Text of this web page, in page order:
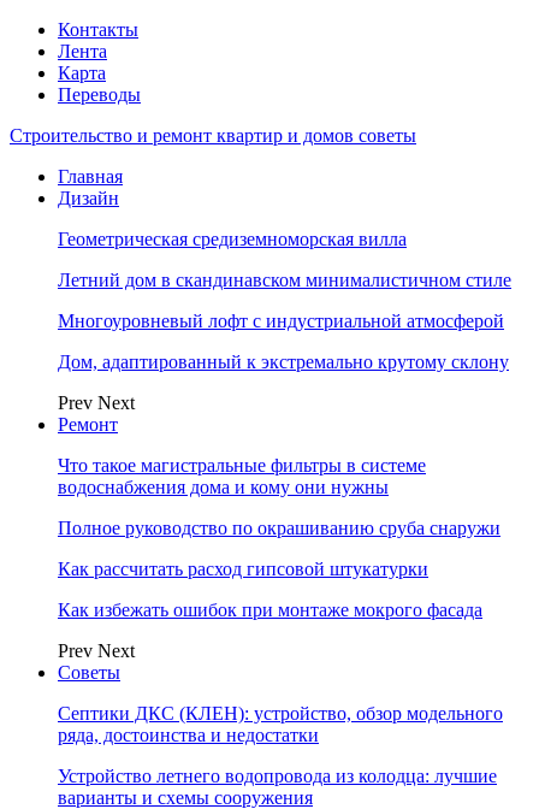
Контакты
Лента
Карта
Переводы
Строительство и ремонт квартир и домов советы
Главная
Дизайн
Геометрическая средиземноморская вилла
Летний дом в скандинавском минималистичном стиле
Многоуровневый лофт с индустриальной атмосферой
Дом, адаптированный к экстремально крутому склону
Prev Next
Ремонт
Что такое магистральные фильтры в системе
водоснабжения дома и кому они нужны
Полное руководство по окрашиванию сруба снаружи
Как рассчитать расход гипсовой штукатурки
Как избежать ошибок при монтаже мокрого фасада
Prev Next
Советы
Септики ДКС (КЛЕН): устройство, обзор модельного
ряда, достоинства и недостатки
Устройство летнего водопровода из колодца: лучшие
варианты и схемы сооружения